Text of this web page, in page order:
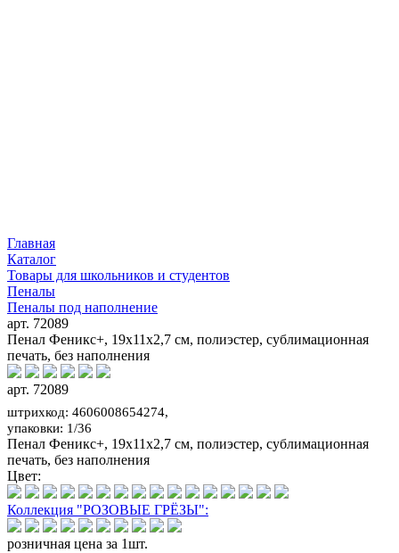
Главная
Каталог
Товары для школьников и студентов
Пеналы
Пеналы под наполнение
арт. 72089
Пенал Феникс+, 19х11х2,7 см, полиэстер, сублимационная
печать, без наполнения
арт. 72089
штрихкод: 4606008654274,
упаковки: 1/36
Пенал Феникс+, 19х11х2,7 см, полиэстер, сублимационная
печать, без наполнения
Цвет:
Коллекция "РОЗОВЫЕ ГРЁЗЫ":
розничная цена за 1шт.